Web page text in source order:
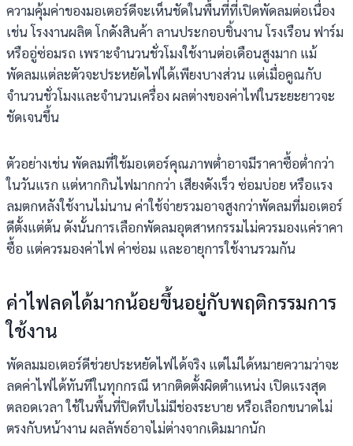
ความคุ้มค่าของมอเตอร์ดีจะเห็นชัดในพื้นที่ที่เปิดพัดลมต่อเนื่อง
เช่น โรงงานผลิต โกดังสินค้า ลานประกอบชิ้นงาน โรงเรือน ฟาร์ม
หรืออู่ซ่อมรถ เพราะจำนวนชั่วโมงใช้งานต่อเดือนสูงมาก แม้
พัดลมแต่ละตัวจะประหยัดไฟได้เพียงบางส่วน แต่เมื่อคูณกับ
จำนวนชั่วโมงและจำนวนเครื่อง ผลต่างของค่าไฟในระยะยาวจะ
ชัดเจนขึ้น
ตัวอย่างเช่น พัดลมที่ใช้มอเตอร์คุณภาพต่ำอาจมีราคาซื้อต่ำกว่า
ในวันแรก แต่หากกินไฟมากกว่า เสียงดังเร็ว ซ่อมบ่อย หรือแรง
ลมตกหลังใช้งานไม่นาน ค่าใช้จ่ายรวมอาจสูงกว่าพัดลมที่มอเตอร์
ดีตั้งแต่ต้น ดังนั้นการเลือกพัดลมอุตสาหกรรมไม่ควรมองแค่ราคา
ซื้อ แต่ควรมองค่าไฟ ค่าซ่อม และอายุการใช้งานรวมกัน
ค่าไฟลดได้มากน้อยขึ้นอยู่กับพฤติกรรมการ
ใช้งาน
พัดลมมอเตอร์ดีช่วยประหยัดไฟได้จริง แต่ไม่ได้หมายความว่าจะ
ลดค่าไฟได้ทันทีในทุกกรณี หากติดตั้งผิดตำแหน่ง เปิดแรงสุด
ตลอดเวลา ใช้ในพื้นที่ปิดทึบไม่มีช่องระบาย หรือเลือกขนาดไม่
ตรงกับหน้างาน ผลลัพธ์อาจไม่ต่างจากเดิมมากนัก